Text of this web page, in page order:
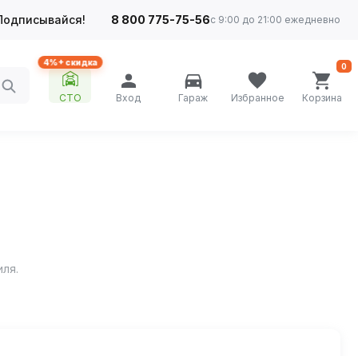
8 800 775-75-56с 9:00 до 21:00 ежедневно
4%+ скидка
СТО Вход Гараж Избранное Корзина
0